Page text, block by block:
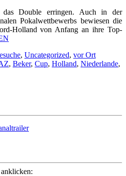
Double erringen. Auch in der
Pokalwettbewerbs bewiesen die
Holland von Anfang an ihre Top-
, Uncategorized, vor Ort
, Beker, Cup, Holland, Niederlande,